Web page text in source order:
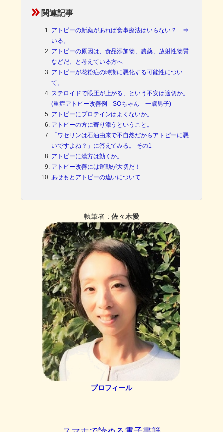
関連記事
アトピーの新薬があれば食事療法はいらない？ ⇒
いる。
アトピーの原因は、食品添加物、農薬、放射性物質
などだ、と考えている方へ
アトピーが花粉症の時期に悪化する可能性につい
て。
ステロイドで眼圧が上がる、という不安は適切か。
(重症アトピー改善例 SOちゃん 一歳男子)
アトピーにプロテインはよくないか。
アトピーの方に寄り添うということ。
「ワセリンは石油由来で不自然だからアトピーに悪
いですよね？」に答えてみる。 その1
アトピーに漢方は効くか。
アトピー改善には運動が大切だ！
あせもとアトピーの違いについて
執筆者： 佐々木愛
プロフィール